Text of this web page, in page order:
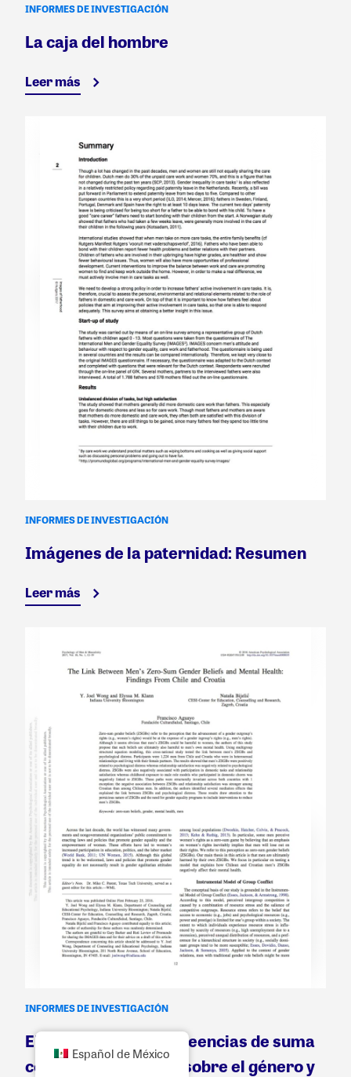
INFORMES DE INVESTIGACIÓN
La caja del hombre
Leer más
INFORMES DE INVESTIGACIÓN
Imágenes de la paternidad: Resumen
Leer más
INFORMES DE INVESTIGACIÓN
El vínculo entre las creencias de suma
cero de los hombres sobre el género y
Español de México